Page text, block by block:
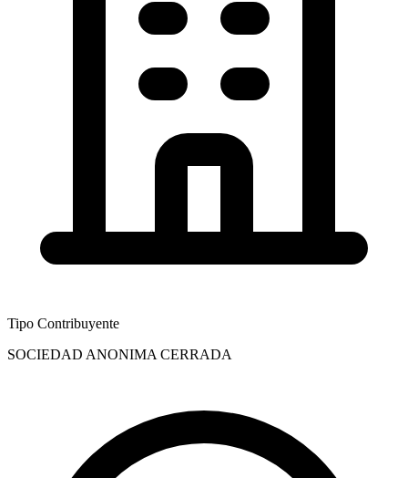
Tipo Contribuyente
SOCIEDAD ANONIMA CERRADA